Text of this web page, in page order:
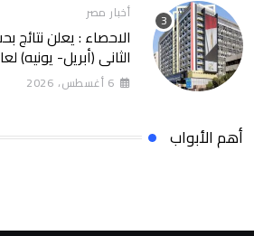
أخبار مصر
الاحصاء : يعلن نتائج
الثانى (أبريل- يونيه) لعام
6 أغسطس، 2026
أهم الأبواب